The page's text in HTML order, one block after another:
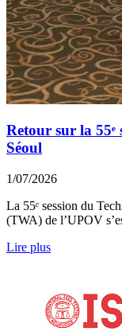
Retour sur la 55ᵉ
Séoul
1/07/2026
La 55ᵉ session du
(TWA) de l’UPOV
Lire plus